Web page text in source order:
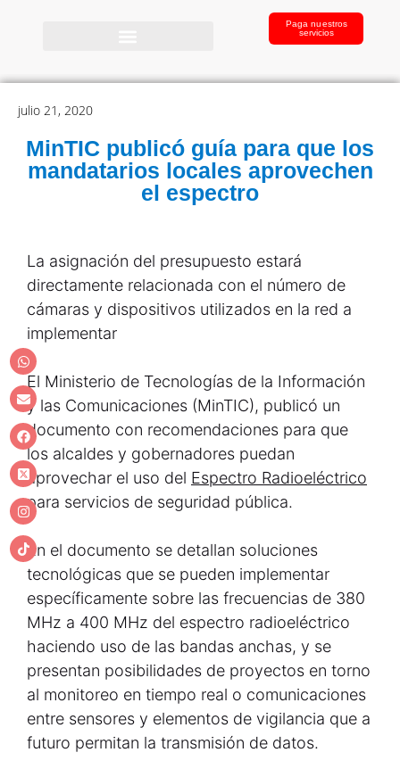
Paga nuestros
servicios
julio 21, 2020
MinTIC publicó guía para que los
mandatarios locales aprovechen
el espectro
La asignación del presupuesto estará
directamente relacionada con el número de
cámaras y dispositivos utilizados en la red a
implementar
El Ministerio de Tecnologías de la Información
y las Comunicaciones (MinTIC), publicó un
documento con recomendaciones para que
los alcaldes y gobernadores puedan
aprovechar el uso del Espectro Radioeléctrico
para servicios de seguridad pública.
En el documento se detallan soluciones
tecnológicas que se pueden implementar
específicamente sobre las frecuencias de 380
MHz a 400 MHz del espectro radioeléctrico
haciendo uso de las bandas anchas, y se
presentan posibilidades de proyectos en torno
al monitoreo en tiempo real o comunicaciones
entre sensores y elementos de vigilancia que a
futuro permitan la transmisión de datos.